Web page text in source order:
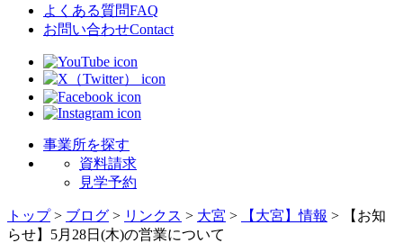
よくある質問FAQ
お問い合わせContact
事業所を探す
資料請求
見学予約
トップ> ブログ > リンクス > 大宮 > 【大宮】情報 >
【お知
らせ】5月28日(木)の営業について